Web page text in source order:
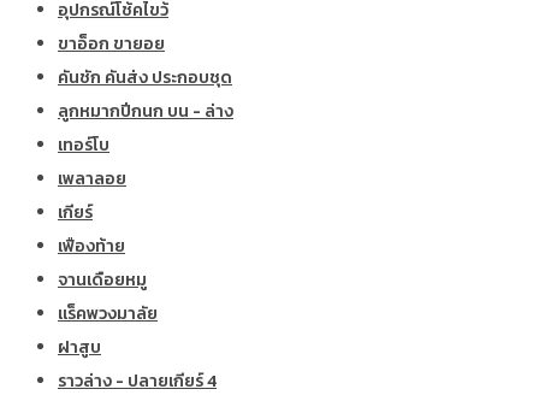
อุปกรณ์โช้คไขว้
ขาอ็อก ขายอย
คันชัก คันส่ง ประกอบชุด
ลูกหมากปีกนก บน - ล่าง
เทอร์โบ
เพลาลอย
เกียร์
เฟืองท้าย
จานเดือยหมู
แร็คพวงมาลัย
ฝาสูบ
ราวล่าง - ปลายเกียร์ 4